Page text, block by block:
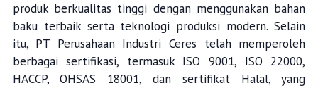
produk berkualitas tinggi dengan menggunakan bahan
baku terbaik serta teknologi produksi modern. Selain
itu, PT Perusahaan Industri Ceres telah memperoleh
berbagai sertifikasi, termasuk ISO 9001, ISO 22000,
HACCP, OHSAS 18001, dan sertifikat Halal, yang